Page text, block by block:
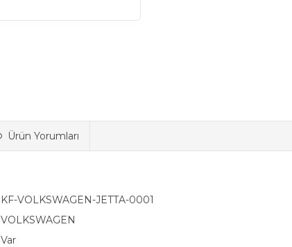
Ürün Yorumları
KF-VOLKSWAGEN-JETTA-0001
VOLKSWAGEN
Var